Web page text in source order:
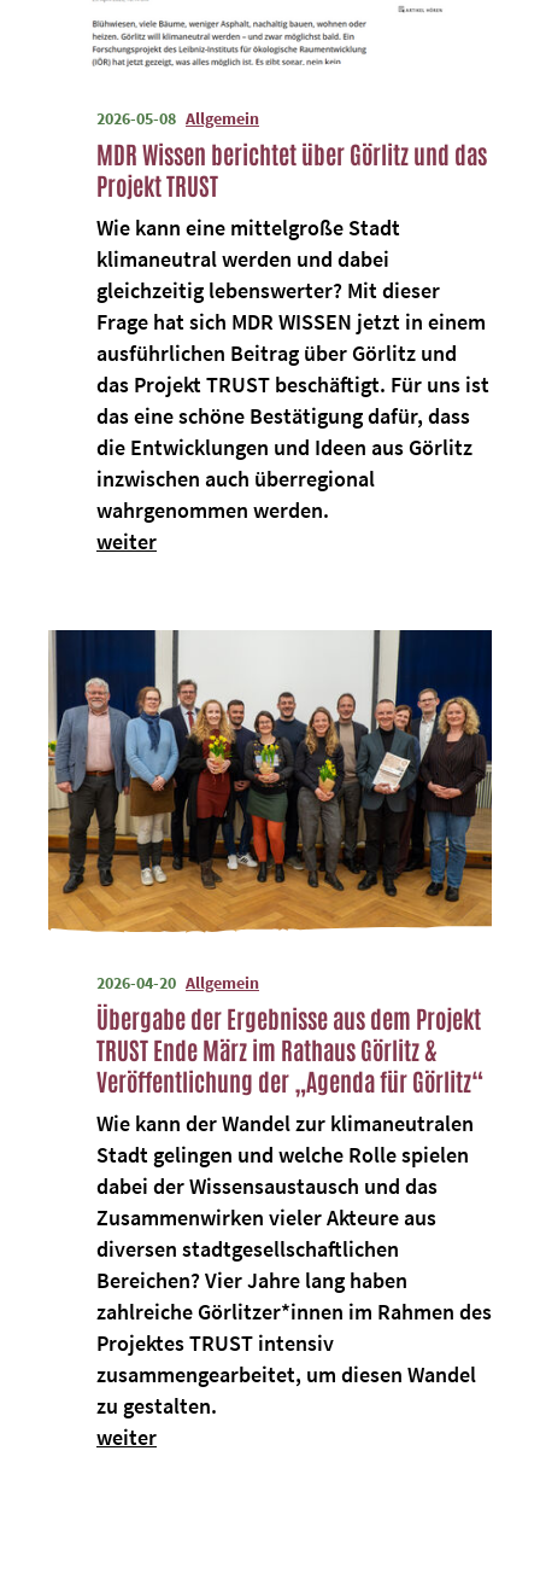
2026-05-08 Allgemein
MDR Wissen berichtet über Görlitz und das
Projekt TRUST
Wie kann eine mittelgroße Stadt
klimaneutral werden und dabei
gleichzeitig lebenswerter? Mit dieser
Frage hat sich MDR WISSEN jetzt in einem
ausführlichen Beitrag über Görlitz und
das Projekt TRUST beschäftigt. Für uns ist
das eine schöne Bestätigung dafür, dass
die Entwicklungen und Ideen aus Görlitz
inzwischen auch überregional
wahrgenommen werden.
weiter
2026-04-20 Allgemein
Übergabe der Ergebnisse aus dem Projekt
TRUST Ende März im Rathaus Görlitz &
Veröffentlichung der „Agenda für Görlitz“
Wie kann der Wandel zur klimaneutralen
Stadt gelingen und welche Rolle spielen
dabei der Wissensaustausch und das
Zusammenwirken vieler Akteure aus
diversen stadtgesellschaftlichen
Bereichen? Vier Jahre lang haben
zahlreiche Görlitzer*innen im Rahmen des
Projektes TRUST intensiv
zusammengearbeitet, um diesen Wandel
zu gestalten.
weiter